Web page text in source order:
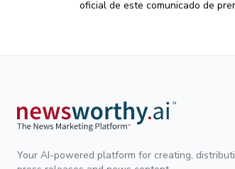
oficial de este comunicado de
Your AI-powered platform for creating,